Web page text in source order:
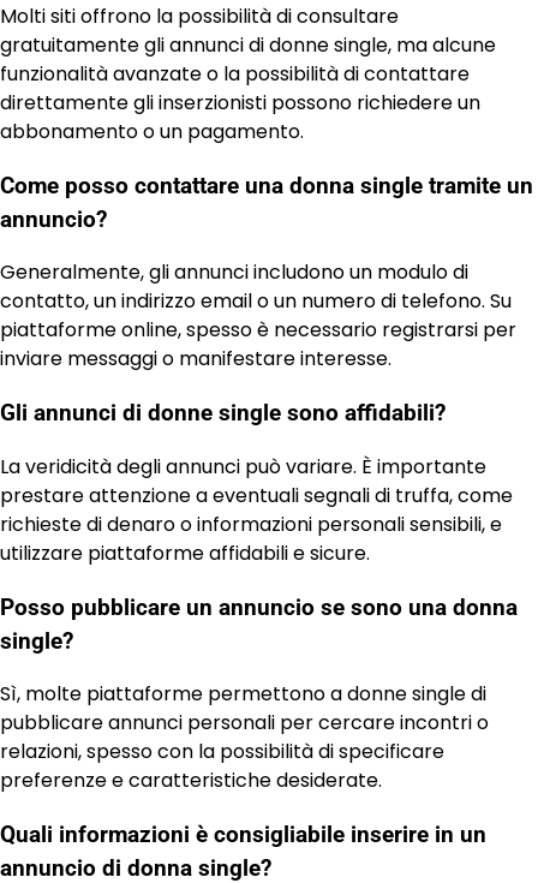
Molti siti offrono la possibilità di consultare
gratuitamente gli annunci di donne single, ma alcune
funzionalità avanzate o la possibilità di contattare
direttamente gli inserzionisti possono richiedere un
abbonamento o un pagamento.
Come posso contattare una donna single tramite un
annuncio?
Generalmente, gli annunci includono un modulo di
contatto, un indirizzo email o un numero di telefono. Su
piattaforme online, spesso è necessario registrarsi per
inviare messaggi o manifestare interesse.
Gli annunci di donne single sono affidabili?
La veridicità degli annunci può variare. È importante
prestare attenzione a eventuali segnali di truffa, come
richieste di denaro o informazioni personali sensibili, e
utilizzare piattaforme affidabili e sicure.
Posso pubblicare un annuncio se sono una donna
single?
Sì, molte piattaforme permettono a donne single di
pubblicare annunci personali per cercare incontri o
relazioni, spesso con la possibilità di specificare
preferenze e caratteristiche desiderate.
Quali informazioni è consigliabile inserire in un
annuncio di donna single?